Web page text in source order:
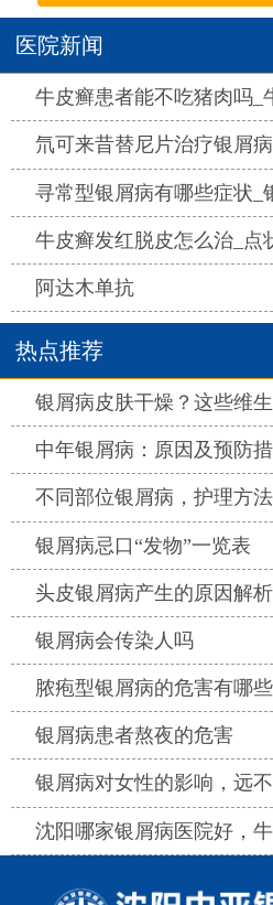
医院新闻
牛皮癣患者能不吃猪肉吗_
氘可来昔替尼片治疗银屑病效果
寻常型银屑病有哪些症状_
牛皮癣发红脱皮怎么治_点
阿达木单抗
热点推荐
银屑病皮肤干燥？这些维生
中年银屑病：原因及预防
不同部位银屑病，护理方
银屑病忌口“发物”一览表
头皮银屑病产生的原因解析
银屑病会传染人吗
脓疱型银屑病的危害有哪些
银屑病患者熬夜的危害
银屑病对女性的影响，远
沈阳哪家银屑病医院好，